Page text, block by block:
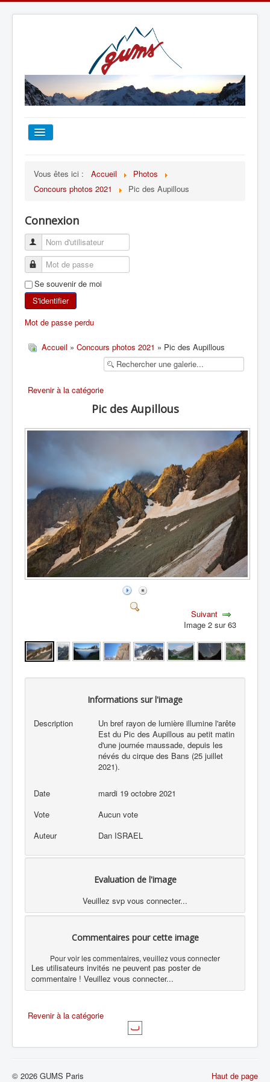
TOUT SUR LE GUMS
ESCALADE
ALPINISME
SKI DE RANDONNÉE
RANDONNÉE SPORTIVE
Vous êtes ici : Accueil
Photos
Concours photos 2021
Pic des Aupillous
Connexion
Se souvenir de moi
S'identifier
Mot de passe perdu
Accueil » Concours photos 2021 » Pic des Aupillous
Revenir à la catégorie
Pic des Aupillous
Suivant
Image 2 sur 63
Informations sur l'image
Description
Un bref rayon de lumière illumine l'arête
Est du Pic des Aupillous au petit matin
d'une journée maussade, depuis les
névés du cirque des Bans (25 juillet
2021).
Date
mardi 19 octobre 2021
Vote
Aucun vote
Auteur
Dan ISRAEL
Evaluation de l'image
Veuillez svp vous connecter...
Commentaires pour cette image
Pour voir les commentaires, veuillez vous connecter
Les utilisateurs invités ne peuvent pas poster de
commentaire ! Veuillez vous connecter...
Revenir à la catégorie
Haut de page
© 2026 GUMS Paris